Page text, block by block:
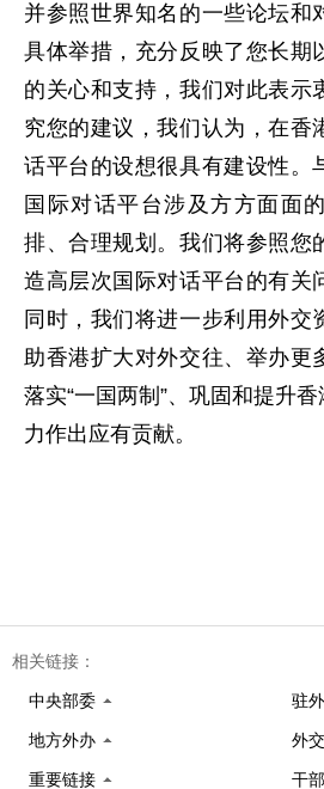
并参照世界知名的一些论坛和
具体举措，充分反映了您长期
的关心和支持，我们对此表示
究您的建议，我们认为，在香
话平台的设想很具有建设性。
国际对话平台涉及方方面面
排、合理规划。我们将参照您
造高层次国际对话平台的有关
同时，我们将进一步利用外交
助香港扩大对外交往、举办更
落实“一国两制”、巩固和提升
力作出应有贡献。
相关链接：
中央部委 驻
地方外办 外
重要链接 干